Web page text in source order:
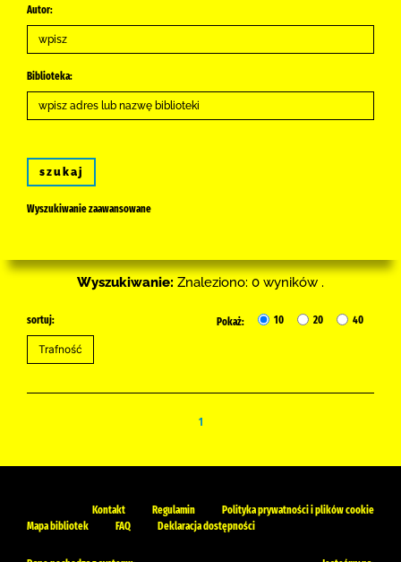
Autor:
Biblioteka:
szukaj
Wyszukiwanie zaawansowane
Wyszukiwanie: Znaleziono: 0 wyników .
sortuj: Pokaż: 10 20 40
1
Kontakt Regulamin
Polityka prywatności i plików cookie
Mapa bibliotek
FAQ Deklaracja dostępności